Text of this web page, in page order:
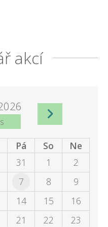
akcí
Pá So
Ne
31 1
2
7 8
9
14 15
16
21 22
23